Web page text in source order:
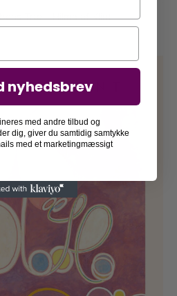
Træ – Hilma af Klint
nyhedsbrev
med andre tilbud og
dig, giver du samtidig samtykke
med et marketingmæssigt